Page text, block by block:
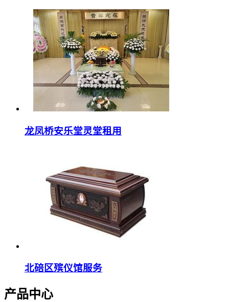
龙凤桥安乐堂灵堂租用
北碚区殡仪馆服务
产品中心